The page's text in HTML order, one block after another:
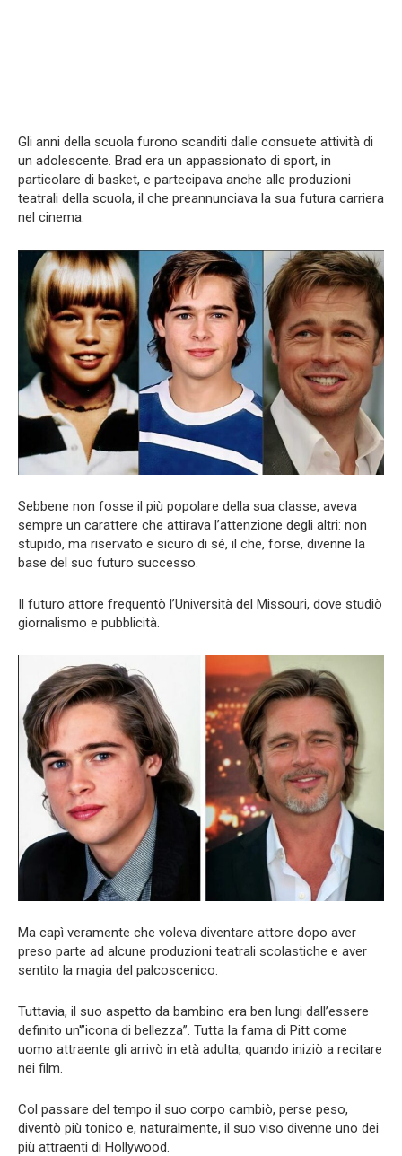
Gli anni della scuola furono scanditi dalle consuete attività di
un adolescente. Brad era un appassionato di sport, in
particolare di basket, e partecipava anche alle produzioni
teatrali della scuola, il che preannunciava la sua futura carriera
nel cinema.
Sebbene non fosse il più popolare della sua classe, aveva
sempre un carattere che attirava l’attenzione degli altri: non
stupido, ma riservato e sicuro di sé, il che, forse, divenne la
base del suo futuro successo.
Il futuro attore frequentò l’Università del Missouri, dove studiò
giornalismo e pubblicità.
Ma capì veramente che voleva diventare attore dopo aver
preso parte ad alcune produzioni teatrali scolastiche e aver
sentito la magia del palcoscenico.
Tuttavia, il suo aspetto da bambino era ben lungi dall’essere
definito un'”icona di bellezza”. Tutta la fama di Pitt come
uomo attraente gli arrivò in età adulta, quando iniziò a recitare
nei film.
Col passare del tempo il suo corpo cambiò, perse peso,
diventò più tonico e, naturalmente, il suo viso divenne uno dei
più attraenti di Hollywood.